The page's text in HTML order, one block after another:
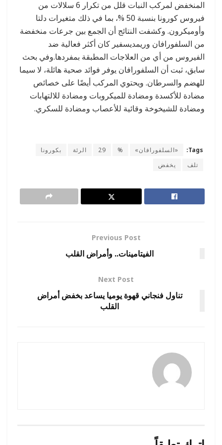
المنخفض لمركب النبات قلل من تكرار 6 سلالات من
فيروس كورونا بنسبة 50 %، بما في ذلك متغيرات دلتا
وأوميكرون. وكشفت النتائج أن الجمع بين جرعات منخفضة
من السلفورافان وريمديسفير كان أكثر فعالية ضد
الفيروس من أي من العلاجات المطبقة بمفردها.وفي بحث
سابق، ثبت أن السلفورافان يوفر فوائد صحية هائلة، لا سيما
للهضم والسرطان. ويحتوي المركب أيضًا على خصائص
مضادة للأكسدة ومضادة للميكروبات ومضادة للالتهابات
ومضادة للشيخوخة وقائية للأعصاب ومضادة للسكري.
Tags: «السلفورافان» %
29 الرئة
بكورونا
تلف
يخفض
Previous Post
الفيتامينات.. وأمراض القلب
Next Post
تناول فنجاني قهوة يوميا يساعد بخفض أمراض
القلب